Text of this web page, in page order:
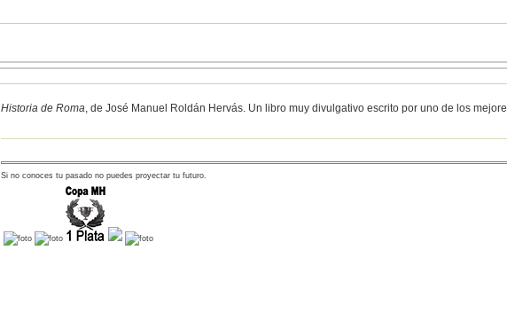
Historia de Roma, de José Manuel Roldán Hervás. Un libro muy divulgativo escrito por uno de los
Si no conoces tu pasado no puedes proyectar tu futuro.